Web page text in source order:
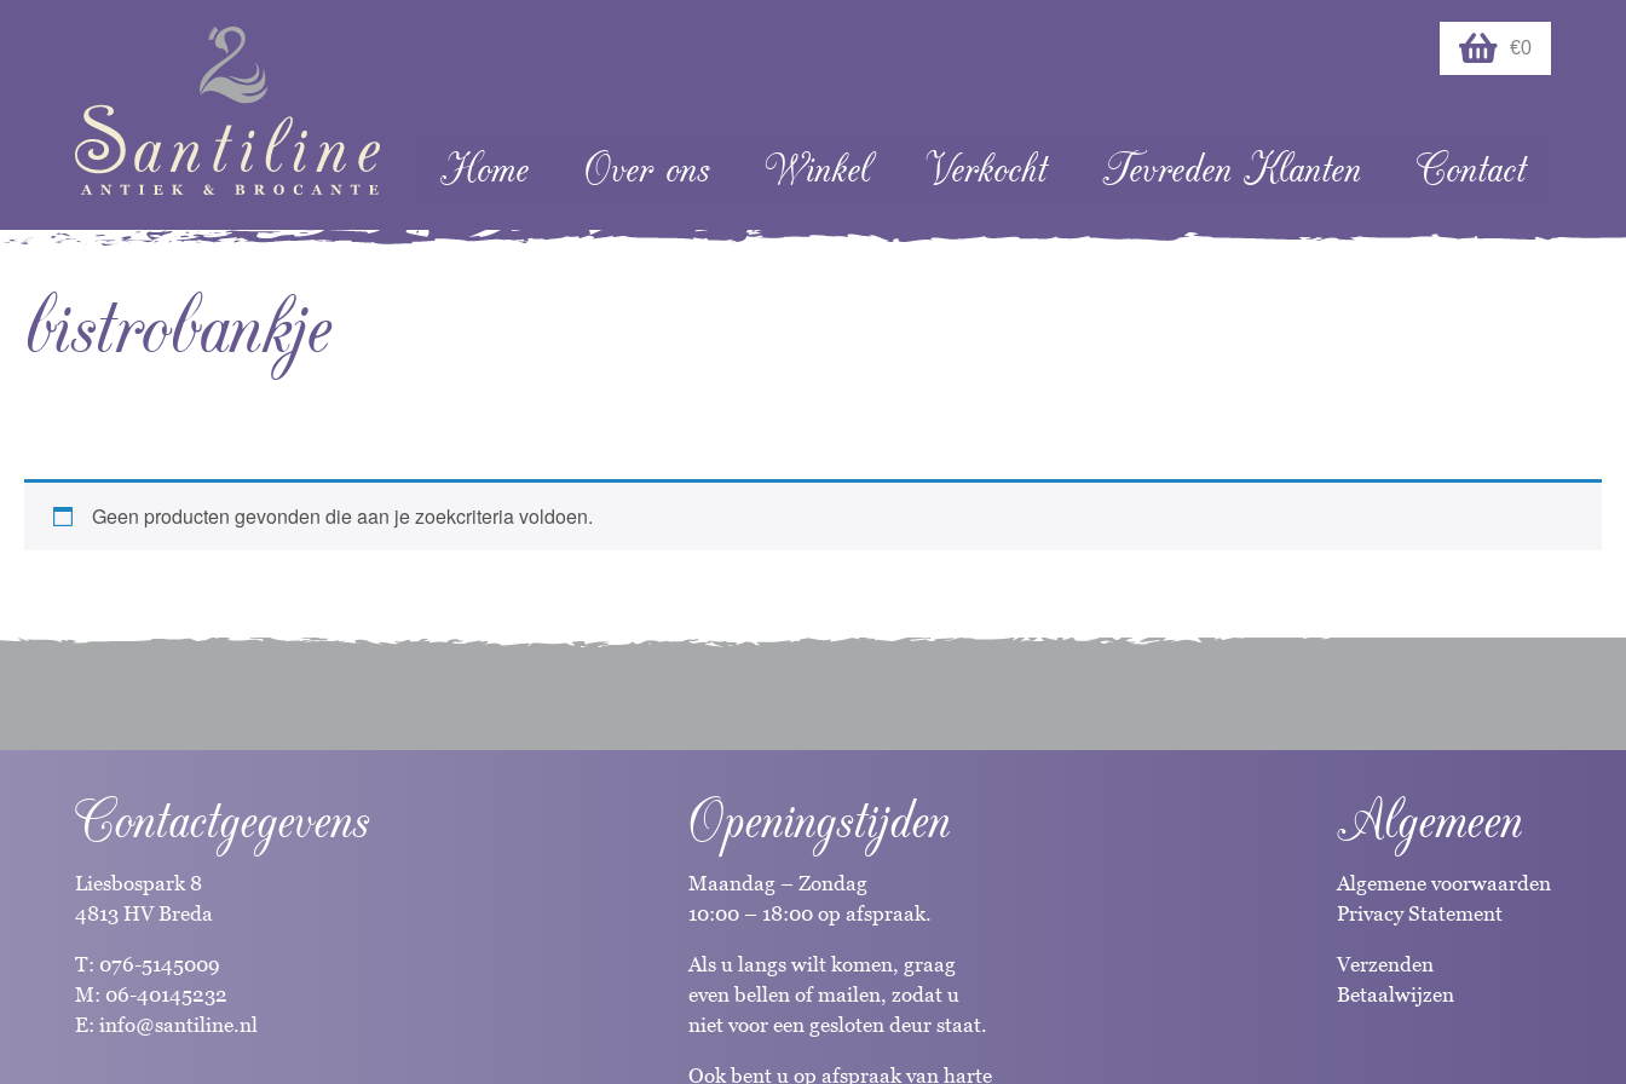
€0
Menu
Skip naar content
Home Over ons Winkel Verkocht Tevreden Klanten Contact
bistrobankje
Geen producten gevonden die aan je zoekcriteria voldoen.
Contactgegevens
Liesbospark 8
4813 HV Breda
T: 076-5145009
M: 06-40145232
E: info@santiline.nl
Openingstijden
Maandag – Zondag
10:00 – 18:00 op afspraak.
Als u langs wilt komen, graag
even bellen of mailen, zodat u
niet voor een gesloten deur staat.
Ook bent u op afspraak van harte
Algemeen
Algemene voorwaarden
Privacy Statement
Verzenden
Betaalwijzen